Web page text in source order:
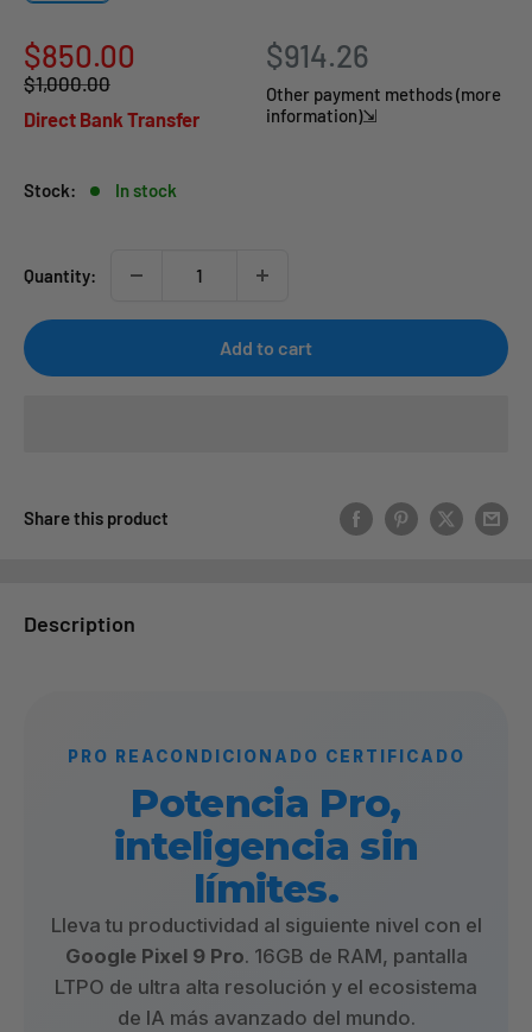
Sale
price
$850.00
Regular
$1,000.00
Direct Bank Transfer
$914.26
Other payment methods (more
information)⇲
Stock: In stock
Quantity:
Add to cart
Share this product
Description
PRO REACONDICIONADO CERTIFICADO
Potencia Pro,
inteligencia sin
límites.
Lleva tu productividad al siguiente nivel con el
Google Pixel 9 Pro. 16GB de RAM, pantalla
LTPO de ultra alta resolución y el ecosistema
de IA más avanzado del mundo.